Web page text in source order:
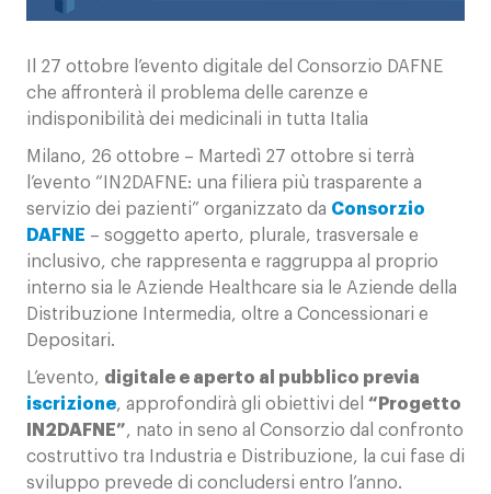
Contatti
Il 27 ottobre l’evento digitale del Consorzio DAFNE
che affronterà il problema delle carenze e
indisponibilità dei medicinali in tutta Italia
Milano, 26 ottobre – Martedì 27 ottobre si terrà
l’evento “IN2DAFNE: una filiera più trasparente a
servizio dei pazienti” organizzato da Consorzio
DAFN E – soggetto aperto, plurale, trasversale e
inclusivo, che rappresenta e raggruppa al proprio
interno sia le Aziende Healthcare sia le Aziende della
Distribuzione Intermedia, oltre a Concessionari e
Depositari.
L’evento, digitale e aperto al pubblico previa
iscrizione, approfondirà gli obiettivi del “Progetto
IN2DAFNE”, nato in seno al Consorzio dal confronto
costruttivo tra Industria e Distribuzione, la cui fase di
sviluppo prevede di concludersi entro l’anno.